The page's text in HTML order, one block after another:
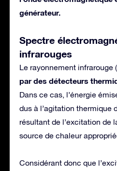
générateur.
Spectre
infrarouges
Le rayonnement infrarouge
par des détecteurs
Dans ce cas, l’énergie
dus à l’agitation thermique
résultant de l’excitation de
source de chaleur
Considérant donc que